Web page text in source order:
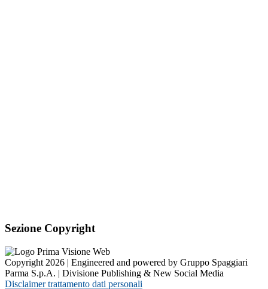
Sezione Copyright
Copyright 2026 | Engineered and powered by Gruppo Spaggiari
Parma S.p.A. | Divisione Publishing & New Social Media
Disclaimer trattamento dati personali